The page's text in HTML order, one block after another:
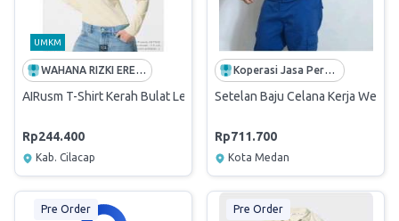
UMKM
WAHANA RIZKI EREZFIDA
AIRusm T-Shirt Kerah Bulat Lengan Panjang (Inner) Natural
Rp244.400
Kab. Cilacap
Koperasi Jasa Perusahaan Gas Negara
Setelan Baju Celana Kerja
Rp711.700
Kota Medan
Pre Order Pre Order